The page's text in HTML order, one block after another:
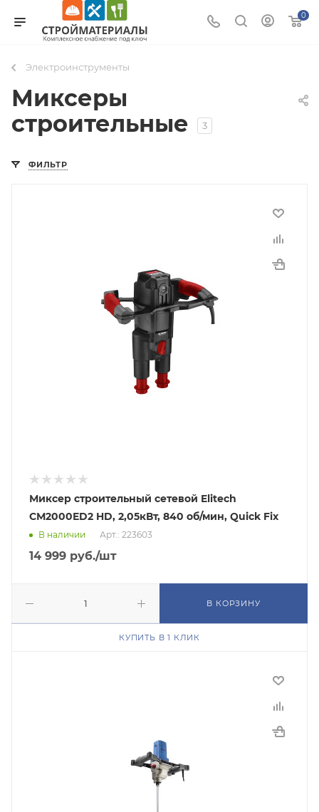
0
Электроинструменты
Миксеры
строительные
3
ФИЛЬТР
Миксер строительный сетевой Elitech
СМ2000ЕD2 HD, 2,05кВт, 840 об/мин, Quick Fix
В наличии Арт.: 223603
14 999 руб./шт
В КОРЗИНУ
КУПИТЬ В 1 КЛИК